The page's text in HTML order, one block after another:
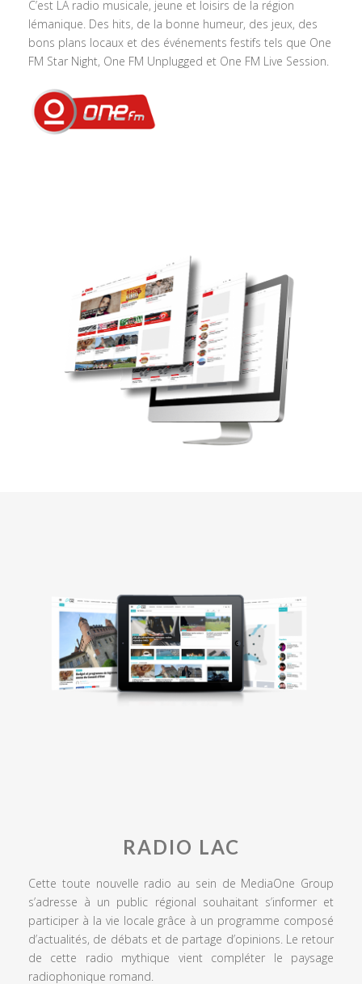
C’est LA radio musicale, jeune et loisirs de la région
lémanique. Des hits, de la bonne humeur, des jeux, des
bons plans locaux et des événements festifs tels que One
FM Star Night, One FM Unplugged et One FM Live Session.
RADIO LAC
Cette toute nouvelle radio au sein de MediaOne Group
s’adresse à un public régional souhaitant s’informer et
participer à la vie locale grâce à un programme composé
d’actualités, de débats et de partage d’opinions. Le retour
de cette radio mythique vient compléter le paysage
radiophonique romand.